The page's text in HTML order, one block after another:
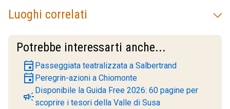
Luoghi correlati
Potrebbe interessarti anche...
event Passeggiata teatralizzata a Salbertrand
event Peregrin-azioni a Chiomonte
campaignDisponibile la Guida Free 2026: 60 pagine per
scoprire i tesori della Valle di Susa